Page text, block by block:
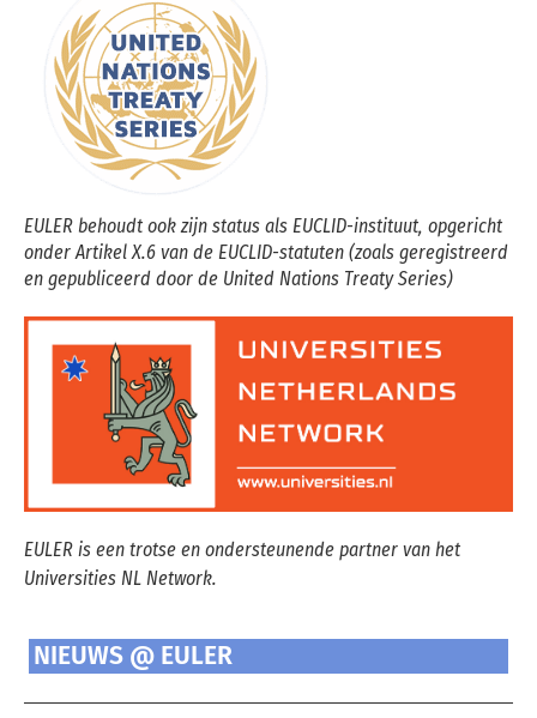
EULER behoudt ook zijn status als EUCLID-instituut, opgericht
onder Artikel X.6 van de EUCLID-statuten (zoals geregistreerd
en gepubliceerd door de United Nations Treaty Series)
EULER is een trotse en ondersteunende partner van het
Universities NL Network.
NIEUWS @ EULER